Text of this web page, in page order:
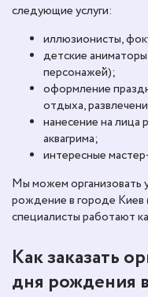
следующие услуги:
иллюзионисты,
детские
персонажей);
оформление
отдыха,
нанесение на лица
аквагрима;
интересные
Мы можем организовать
рождение в городе
специалисты работают
Как заказать
дня рождения